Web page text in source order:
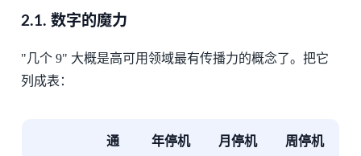
2.1. 数字的魔力
"几个 9" 大概是高可用领域最有传播力的概念了。把它
列成表：
通
年停机
月停机
周停机